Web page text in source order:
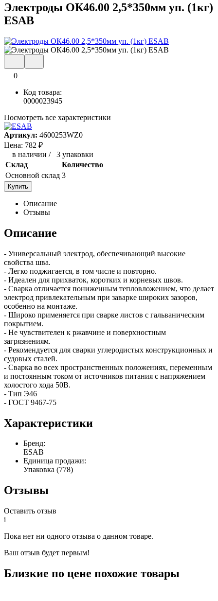
Электроды ОК46.00 2,5*350мм уп. (1кг)
ESAB
0
Код товара:
0000023945
Посмотреть все характеристики
Артикул: 4600253WZ0
Цена: 782 ₽
в наличии / 3 упаковки
Склад
Количество
Основной склад 3
Купить
Описание
Отзывы
Описание
- Универсальный электрод, обеспечивающий высокие
свойства шва.
- Легко поджигается, в том числе и повторно.
- Идеален для прихваток, коротких и корневых швов.
- Сварка отличается пониженным тепловложением, что делает
электрод привлекательным при заварке широких зазоров,
особенно на монтаже.
- Широко применяется при сварке листов с гальваническим
покрытием.
- Не чувствителен к ржавчине и поверхностным
загрязнениям.
- Рекомендуется для сварки углеродистых конструкционных и
судовых сталей.
- Сварка во всех пространственных положениях, переменным
и постоянным током от источников питания с напряжением
холостого хода 50В.
- Тип Э46
- ГОСТ 9467-75
Характеристики
Бренд:
ESAB
Единица продажи:
Упаковка (778)
Отзывы
Оставить отзыв
i
Пока нет ни одного отзыва о данном товаре.
Ваш отзыв будет первым!
Близкие по цене похожие товары